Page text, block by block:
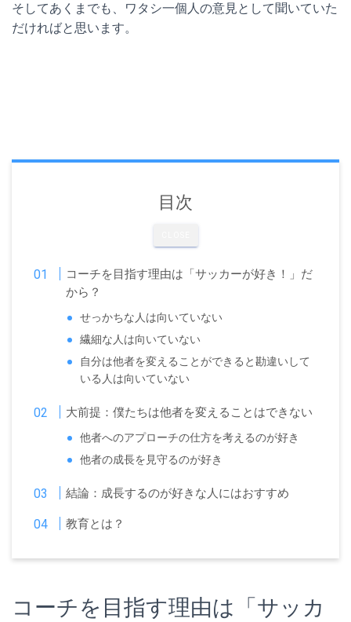
そしてあくまでも、ワタシ一個人の意見として聞いていた
だければと思います。
目次
コーチを目指す理由は「サッカーが好き！」だ
から？
せっかちな人は向いていない
繊細な人は向いていない
自分は他者を変えることができると勘違いして
いる人は向いていない
大前提：僕たちは他者を変えることはできない
他者へのアプローチの仕方を考えるのが好き
他者の成長を見守るのが好き
結論：成長するのが好きな人にはおすすめ
教育とは？
コーチを目指す理由は「サッカ